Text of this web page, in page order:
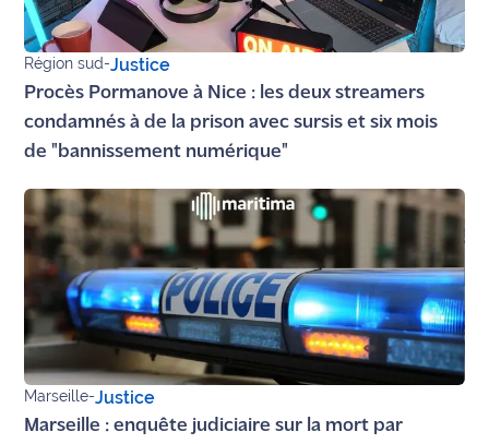
Région sud-Justice
Procès Pormanove à Nice : les deux streamers
condamnés à de la prison avec sursis et six mois
de "bannissement numérique"
Marseille-Justice
Marseille : enquête judiciaire sur la mort par